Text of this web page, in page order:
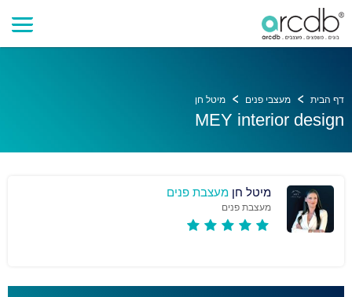
דף הבית מעצבי פנים מיטל חן
MEY interior design
מיטל חן מעצבת פנים
מעצבת פנים